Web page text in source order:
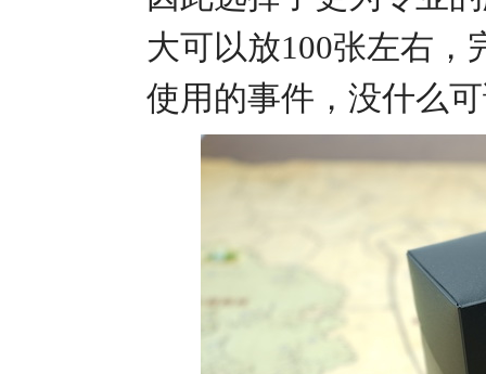
大可以放100张左右
使用的事件，没什么